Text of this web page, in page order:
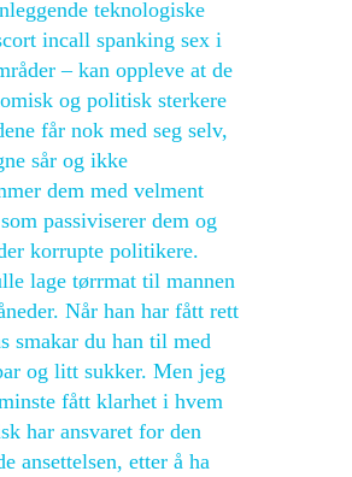
teknologiske
incall spanking sex i
– kan oppleve at de
og politisk sterkere
får nok med seg selv,
sår og ikke
dem med velment
passiviserer dem og
korrupte politikere.
lage tørrmat til mannen
Når han har fått rett
smakar du han til med
og litt sukker. Men jeg
fått klarhet i hvem
har ansvaret for den
ansettelsen, etter å ha